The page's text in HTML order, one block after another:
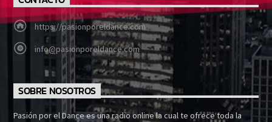
https://pasionporeldance.com
info@pasionporeldance.com
SOBRE NOSOTROS
Pasión por el Dance es una radio online la cual te ofrece toda la